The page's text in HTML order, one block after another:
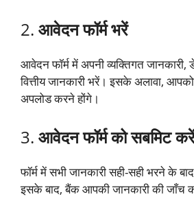
2. आवेदन फॉर्म भरें
आवेदन फॉर्म में अपनी व्यक्तिगत जानकारी,
वित्तीय जानकारी भरें। इसके अलावा,
अपलोड करने होंगे।
3. आवेदन फॉर्म को सबमिट करें
फॉर्म में सभी जानकारी सही-सही भरने के
इसके बाद, बैंक आपकी जानकारी की जाँच